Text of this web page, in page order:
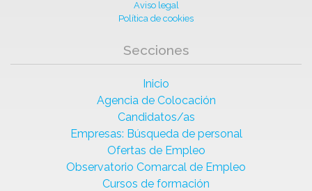
Aviso legal
Política de cookies
Secciones
Inicio
Agencia de Colocación
Candidatos/as
Empresas: Búsqueda de personal
Ofertas de Empleo
Observatorio Comarcal de Empleo
Cursos de formación